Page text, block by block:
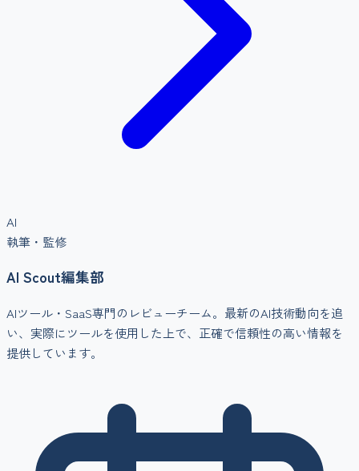
AI
執筆・監修
AI Scout編集部
AIツール・SaaS専門のレビューチーム。最新のAI技術動向を追
い、実際にツールを使用した上で、正確で信頼性の高い情報を
提供しています。